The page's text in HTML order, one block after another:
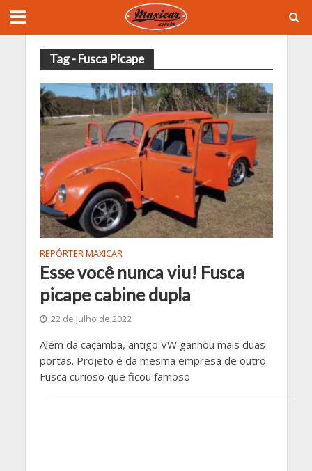
Tag - Fusca Picape
REPÓRTER MAXICAR
Esse você nunca viu! Fusca
picape cabine dupla
22 de julho de 2022
Além da caçamba, antigo VW ganhou mais duas
portas. Projeto é da mesma empresa de outro
Fusca curioso que ficou famoso